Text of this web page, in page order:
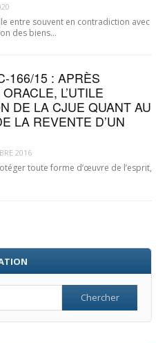
entre souvent en contradiction avec
des biens…
166/15 : APRÈS
ORACLE, L’UTILE
DE LA CJUE QUANT AU
LA REVENTE D’UN
2016
toute forme d’œuvre de l’esprit,